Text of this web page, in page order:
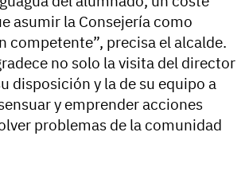
asumir la Consejería como
competente”, precisa el alcalde.
no solo la visita del director
disposición y la de su equipo a
y emprender acciones
problemas de la comunidad